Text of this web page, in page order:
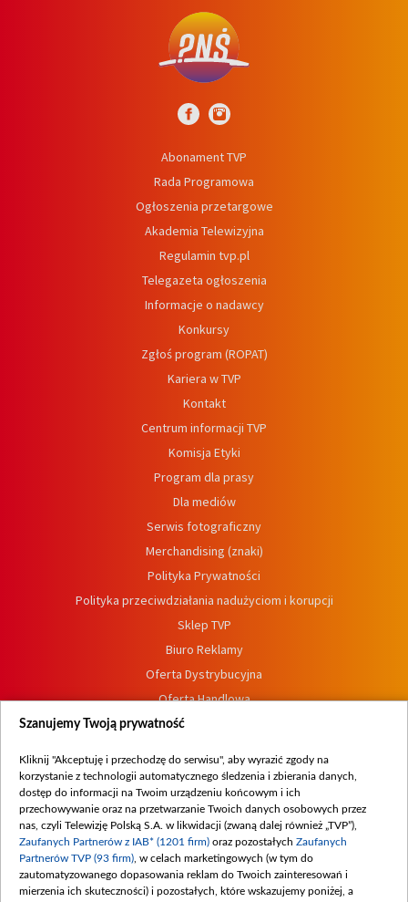
Abonament TVP
Rada Programowa
Ogłoszenia przetargowe
Akademia Telewizyjna
Regulamin tvp.pl
Telegazeta ogłoszenia
Informacje o nadawcy
Konkursy
Zgłoś program (ROPAT)
Kariera w TVP
Kontakt
Centrum informacji TVP
Komisja Etyki
Program dla prasy
Dla mediów
Serwis fotograficzny
Merchandising (znaki)
Polityka Prywatności
Polityka przeciwdziałania nadużyciom i korupcji
Sklep TVP
Biuro Reklamy
Oferta Dystrybucyjna
Oferta Handlowa
Dostępność
Procedura zgłoszeń wewnętrznych
Szanujemy Twoją prywatność
Kliknij "Akceptuję i przechodzę do serwisu", aby wyrazić zgody na
korzystanie z technologii automatycznego śledzenia i zbierania danych,
dostęp do informacji na Twoim urządzeniu końcowym i ich
przechowywanie oraz na przetwarzanie Twoich danych osobowych przez
nas, czyli Telewizję Polską S.A. w likwidacji (zwaną dalej również „TVP”),
Zaufanych Partnerów z IAB* (1201 firm) oraz pozostałych Zaufanych
Partnerów TVP (93 firm) , w celach marketingowych (w tym do
zautomatyzowanego dopasowania reklam do Twoich zainteresowań i
mierzenia ich skuteczności) i pozostałych, które wskazujemy poniżej, a